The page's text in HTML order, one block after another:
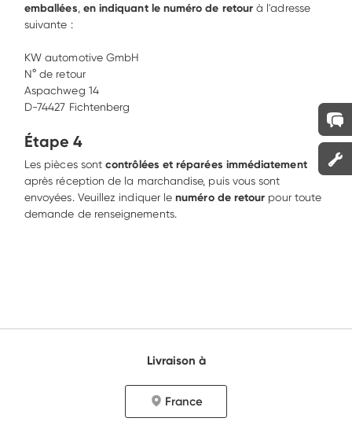
emballées, en indiquant le numéro de retour à l'adresse
suivante :
KW automotive GmbH
N° de retour
Aspachweg 14
D-74427 Fichtenberg
Étape 4
Les pièces sont contrôlées et réparées immédiatement
après réception de la marchandise, puis vous sont
envoyées. Veuillez indiquer le numéro de retour pour toute
demande de renseignements.
Livraison à
France